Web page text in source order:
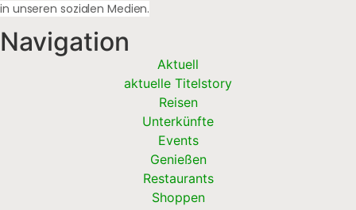
in unseren sozialen Medien.
Navigation
Aktuell
aktuelle Titelstory
Reisen
Unterkünfte
Events
Genießen
Restaurants
Shoppen